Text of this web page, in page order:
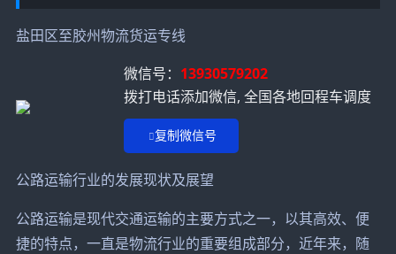
盐田区至胶州物流货运专线
微信号： 13930579202
拨打电话添加微信, 全国各地回程车调度
复制微信号
公路运输行业的发展现状及展望
公路运输是现代交通运输的主要方式之一，以其高效、便
捷的特点，一直是物流行业的重要组成部分，近年来，随